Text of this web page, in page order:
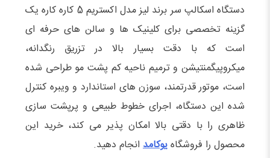
دستگاه اسکالپ سر برند لیز مدل اکستریم 5 کاره کاره یک
گزینه تخصصی برای کلینیک‌ ها و سالن‌ های حرفه‌ ای
است که با دقت بسیار بالا در تزریق رنگدانه،
میکروپیگمنتیشن و ترمیم ناحیه کم‌ پشت مو طراحی شده
است، موتور قدرتمند، سوزن‌ های استاندارد و ویبره کنترل‌
شده این دستگاه، اجرای خطوط طبیعی و پرپشت‌ سازی
ظاهری را با دقتی بالا امکان‌ پذیر می‌ کند، خرید این
محصول را فروشگاهیوکامد انجام دهید.